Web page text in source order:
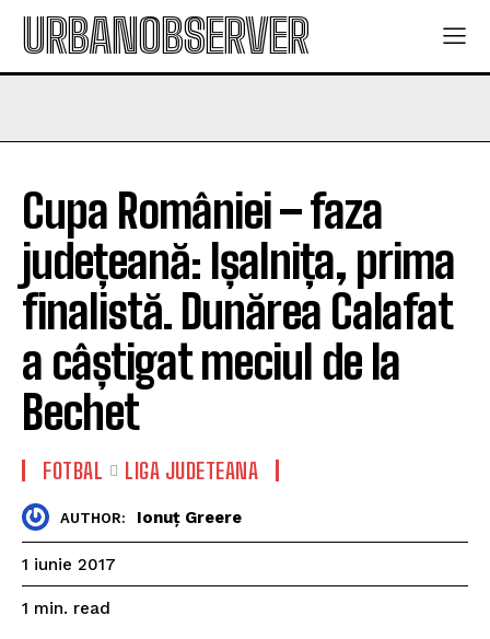
URBANOBSERVER
Cupa României – faza
județeană: Ișalnița, prima
finalistă. Dunărea Calafat
a câștigat meciul de la
Bechet
FOTBAL LIGA JUDETEANA
AUTHOR: Ionuț Greere
1 iunie 2017
1 min. read